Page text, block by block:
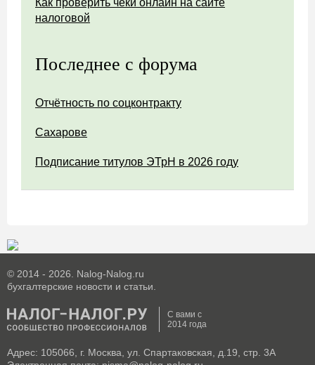
Как проверить чеки онлайн на сайте
налоговой
Последнее с форума
Отчётность по соцконтракту
Сахарове
Подписание титулов ЭТрН в 2026 году
© 2014 - 2026. Nalog-Nalog.ru
бухгалтерские новости и статьи.
С вами с
2014 года
Адрес: 105066, г. Москва, ул. Спартаковская, д.19, стр. 3А